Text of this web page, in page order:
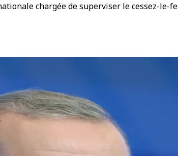
chargée de superviser le cessez-le-